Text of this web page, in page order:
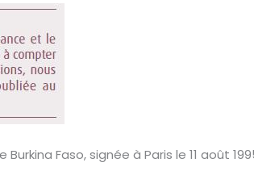
Faso, signée à Paris le 11 août